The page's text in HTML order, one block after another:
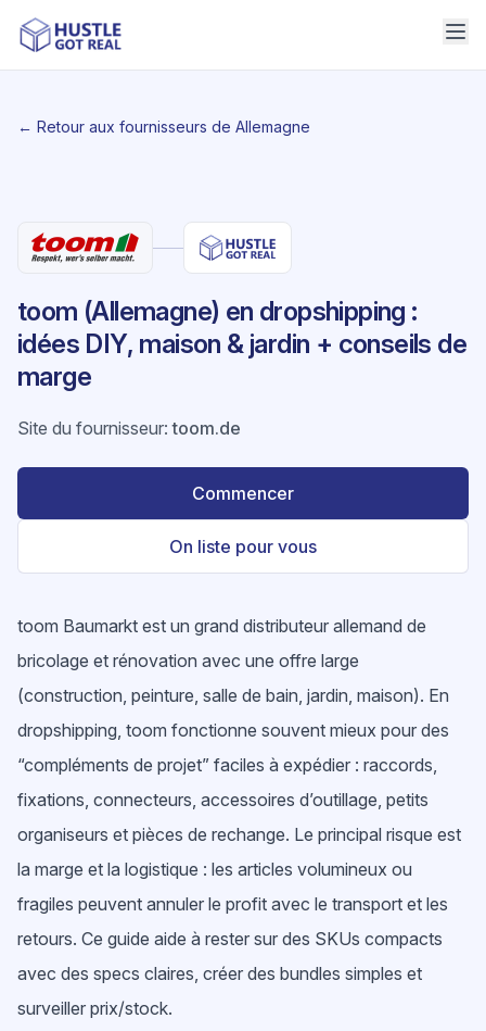
← Retour aux fournisseurs de Allemagne
toom (Allemagne) en dropshipping :
idées DIY, maison & jardin + conseils de
marge
Site du fournisseur:toom.de
Commencer
On liste pour vous
toom Baumarkt est un grand distributeur allemand de
bricolage et rénovation avec une offre large
(construction, peinture, salle de bain, jardin, maison). En
dropshipping, toom fonctionne souvent mieux pour des
“compléments de projet” faciles à expédier : raccords,
fixations, connecteurs, accessoires d’outillage, petits
organiseurs et pièces de rechange. Le principal risque est
la marge et la logistique : les articles volumineux ou
fragiles peuvent annuler le profit avec le transport et les
retours. Ce guide aide à rester sur des SKUs compacts
avec des specs claires, créer des bundles simples et
surveiller prix/stock.